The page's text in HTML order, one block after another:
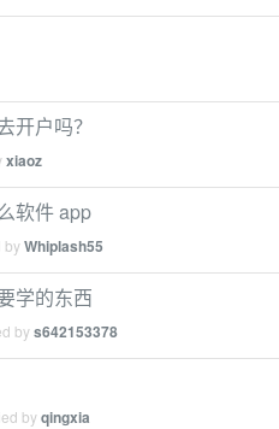
开户吗？
xiaoz
软件 app
byWhiplash55
学的东西
bys642153378
byqingxia